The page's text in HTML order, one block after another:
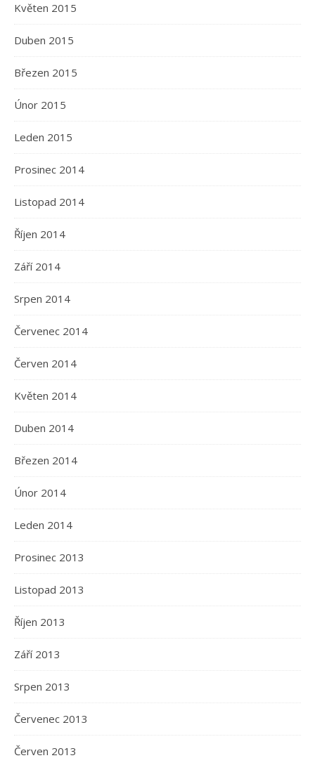
Květen 2015
Duben 2015
Březen 2015
Únor 2015
Leden 2015
Prosinec 2014
Listopad 2014
Říjen 2014
Září 2014
Srpen 2014
Červenec 2014
Červen 2014
Květen 2014
Duben 2014
Březen 2014
Únor 2014
Leden 2014
Prosinec 2013
Listopad 2013
Říjen 2013
Září 2013
Srpen 2013
Červenec 2013
Červen 2013